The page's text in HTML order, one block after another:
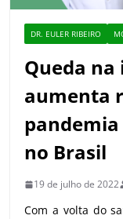
DR. EULER RIBEIRO
Queda
aumenta
no Brasil
19 de julho de 2022
Com a volta do